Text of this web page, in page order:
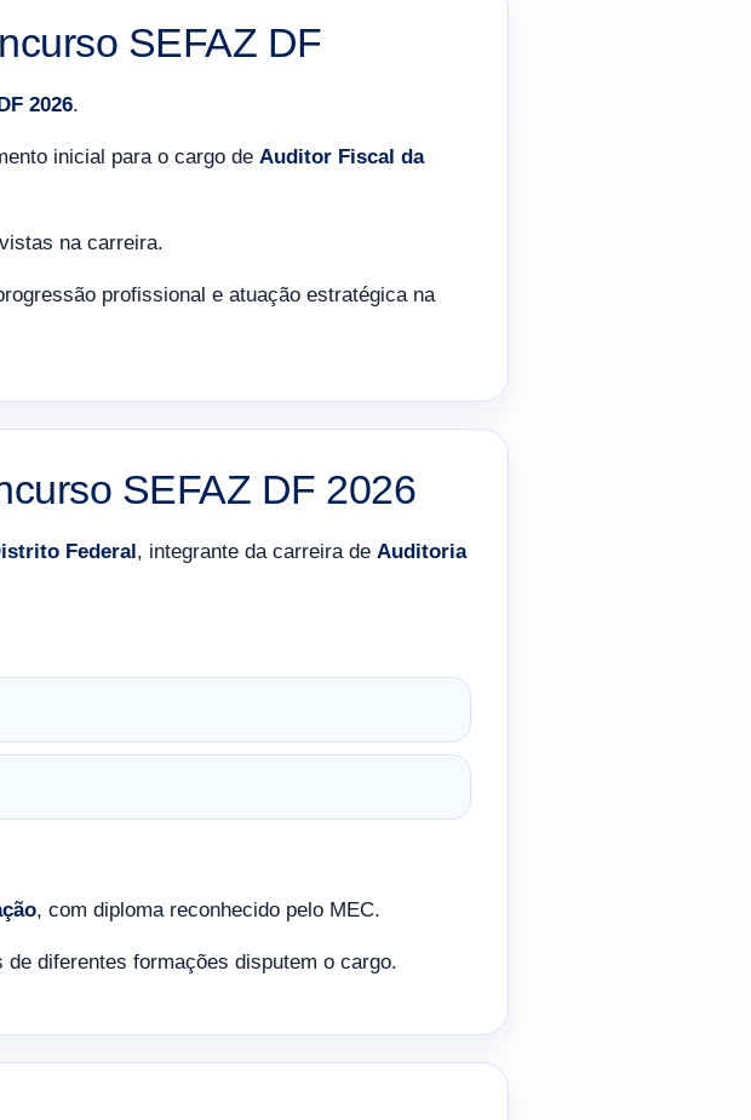
SEFAZ DF
2026.
inicial para o cargo de Auditor Fiscal da
na carreira.
profissional e atuação estratégica na
SEFAZ DF 2026
Federal, integrante da carreira de Auditoria
, com diploma reconhecido pelo MEC.
diferentes formações disputem o cargo.